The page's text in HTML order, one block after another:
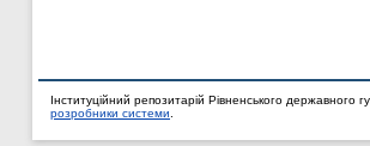
Інституційний репозитарій Рівненського державного
розробники системи